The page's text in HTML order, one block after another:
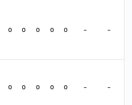
0 0 0 0 0 - -
0 0 0 0 0 - -